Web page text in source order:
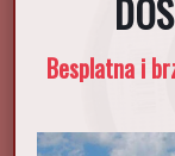
Besplatna i